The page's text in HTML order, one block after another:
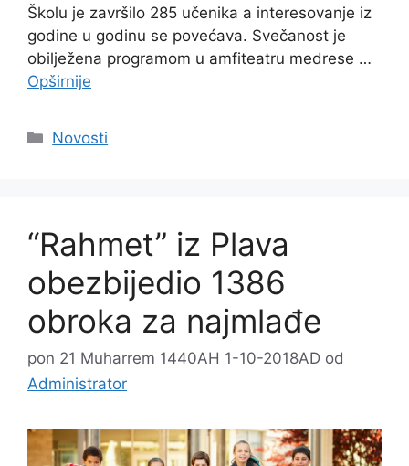
Školu je završilo 285 učenika a interesovanje iz
godine u godinu se povećava. Svečanost je
obilježena programom u amfiteatru medrese …
Opširnije
Kategorije
Novosti
“Rahmet” iz Plava
obezbijedio 1386
obroka za najmlađe
pon 21 Muharrem 1440AH 1-10-2018AD od
Administrator